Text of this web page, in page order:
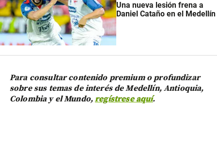
Una nueva lesión frena a
Daniel Cataño en el Medellín
Para consultar contenido premium o profundizar
sobre sus temas de interés de Medellín, Antioquia,
Colombia y el Mundo,regístrese aquí.